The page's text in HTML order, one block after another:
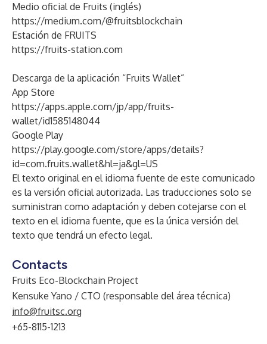
Medio oficial de Fruits (inglés)
https://medium.com/@fruitsblockchain
Estación de FRUITS
https://fruits-station.com
Descarga de la aplicación “Fruits Wallet”
App Store
https://apps.apple.com/jp/app/fruits-
wallet/id1585148044
Google Play
https://play.google.com/store/apps/details?
id=com.fruits.wallet&hl=ja&gl=US
El texto original en el idioma fuente de este comunicado
es la versión oficial autorizada. Las traducciones solo se
suministran como adaptación y deben cotejarse con el
texto en el idioma fuente, que es la única versión del
texto que tendrá un efecto legal.
Contacts
Fruits Eco-Blockchain Project
Kensuke Yano / CTO (responsable del área técnica)
info@fruitsc.org
+65-8115-1213